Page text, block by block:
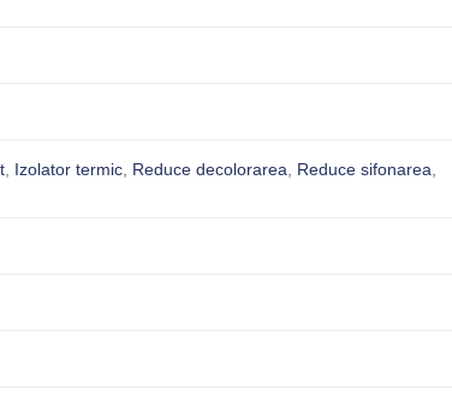
, Izolator termic, Reduce decolorarea Reduce sifonarea